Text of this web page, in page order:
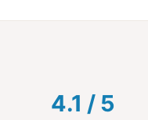
4.1 / 5